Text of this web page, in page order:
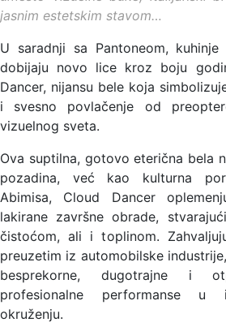
jasnim estetskim stavom…
U saradnji sa Pantoneom,
dobijaju novo lice kroz boju
Dancer, nijansu bele koja
i svesno povlačenje od
vizuelnog sveta.
Ova suptilna, gotovo eterična bela
pozadina, već kao kulturna
Abimisa, Cloud Dancer
lakirane završne obrade,
čistoćom, ali i toplinom.
preuzetim iz automobilske
besprekorne, dugotrajne i
profesionalne performanse u
okruženju.